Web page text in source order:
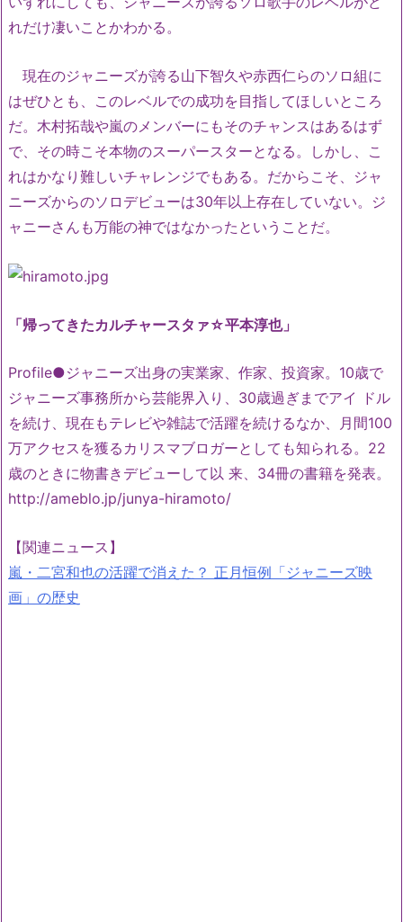
れだけ凄いことかわかる。
現在のジャニーズが誇る山下智久や赤西仁らのソロ組に
はぜひとも、このレベルでの成功を目指してほしいところ
だ。木村拓哉や嵐のメンバーにもそのチャンスはあるはず
で、その時こそ本物のスーパースターとなる。しかし、こ
れはかなり難しいチャレンジでもある。だからこそ、ジャ
ニーズからのソロデビューは30年以上存在していない。ジ
ャニーさんも万能の神ではなかったということだ。
「帰ってきたカルチャースタァ☆平本淳也」
Profile●ジャニーズ出身の実業家、作家、投資家。10歳で
ジャニーズ事務所から芸能界入り、30歳過ぎまでアイ ドル
を続け、現在もテレビや雑誌で活躍を続けるなか、月間100
万アクセスを獲るカリスマブロガーとしても知られる。22
歳のときに物書きデビューして以 来、34冊の書籍を発表。
http://ameblo.jp/junya-hiramoto/
【関連ニュース】
嵐・二宮和也の活躍で消えた？ 正月恒例「ジャニーズ映
画」の歴史